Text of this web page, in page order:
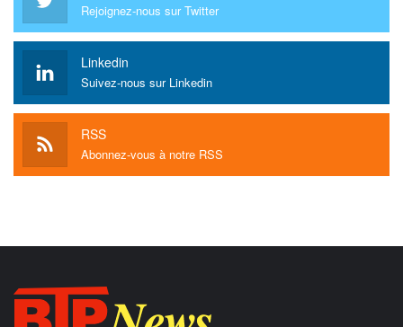
Rejoignez-nous sur Twitter
Linkedin
Suivez-nous sur Linkedin
RSS
Abonnez-vous à notre RSS